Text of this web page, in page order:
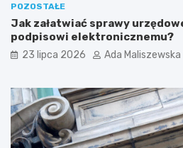
POZOSTAŁE
Jak załatwiać sprawy
podpisowi elektronicznemu?
23 lipca 2026 Ada Maliszewska